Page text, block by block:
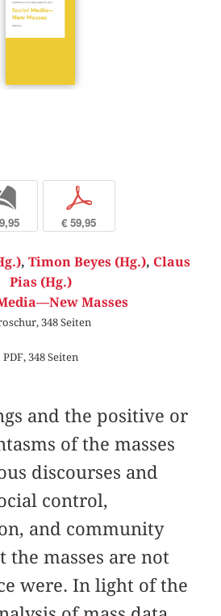
p
€ 59,95
, Timon Beyes (Hg.), Claus
Pias (Hg.)
Masses
348 Seiten
PDF, 348 Seiten
and the positive or
of the masses
discourses and
control,
and community
the masses are not
were. In light of the